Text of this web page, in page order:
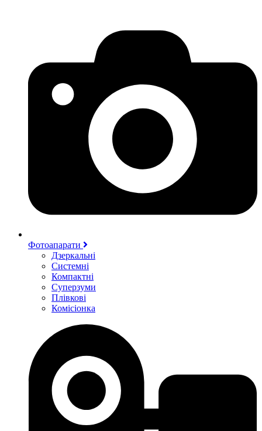
Фотоапарати
Дзеркальні
Системні
Компактні
Суперзуми
Плівкові
Комісіонка